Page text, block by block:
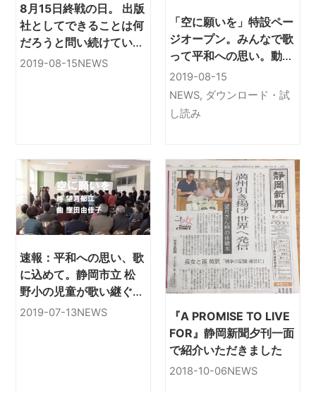
8月15日終戦の日。 出版
社としてできることは何
だろうと問い続けていま
す
2019-08-15NEWS
「空に願いを」特設ペー
ジオープン。みんなで歌
って平和への思い。動
画、音源、楽譜のダウン
ロード無料
2019-08-15
NEWS, ダウンロード・試
し読み
速報：平和への思い、歌
に込めて。静岡市立 松
野小の児童が歌い継ぐ
『空に願いを』
2019-07-13NEWS
『A PROMISE TO LIVE
FOR』静岡新聞夕刊一面
で紹介いただきました
2018-10-06NEWS